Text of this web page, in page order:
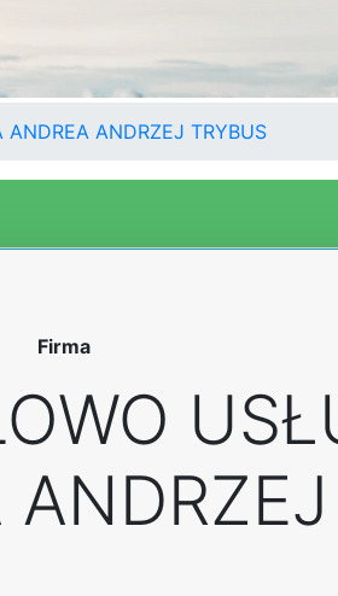
ANDRZEJ TRYBUS
Firma